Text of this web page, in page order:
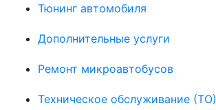
Тюнинг автомобиля
Дополнительные услуги
Ремонт микроавтобусов
Техническое обслуживание (ТО)